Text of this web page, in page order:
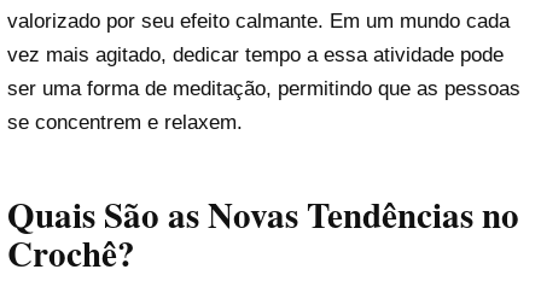
valorizado por seu efeito calmante. Em um mundo cada
vez mais agitado, dedicar tempo a essa atividade pode
ser uma forma de meditação, permitindo que as pessoas
se concentrem e relaxem.
Quais São as Novas Tendências no
Crochê?